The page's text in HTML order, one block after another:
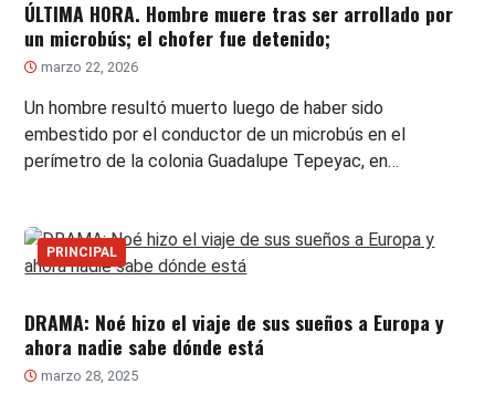
ÚLTIMA HORA. Hombre muere tras ser arrollado por
un microbús; el chofer fue detenido;
marzo 22, 2026
Un hombre resultó muerto luego de haber sido
embestido por el conductor de un microbús en el
perímetro de la colonia Guadalupe Tepeyac, en…
PRINCIPAL
DRAMA: Noé hizo el viaje de sus sueños a Europa y
ahora nadie sabe dónde está
marzo 28, 2025